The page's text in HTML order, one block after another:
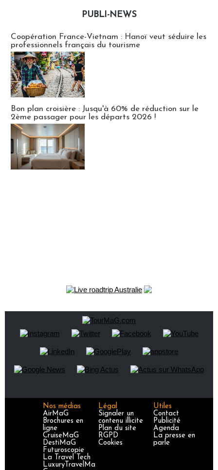
PUBLI-NEWS
Coopération France-Vietnam : Hanoï veut séduire les
professionnels français du tourisme
Bon plan croisière : Jusqu'à 60% de réduction sur le
2ème passager pour les départs 2026 !
Nos médias
AirMaG
Brochures en
ligne
CruiseMaG
DestiMaG
Futuroscopie
La Travel Tech
LuxuryTravelMa
Légal
Signaler un
contenu illicite
Plan du site
RGPD
Cookies
Utiles
Contact
Publicité
Agenda
La presse en
parle